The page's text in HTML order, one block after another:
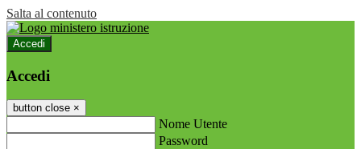
Salta al contenuto
Accedi
Accedi
button close ×
Nome Utente
Password